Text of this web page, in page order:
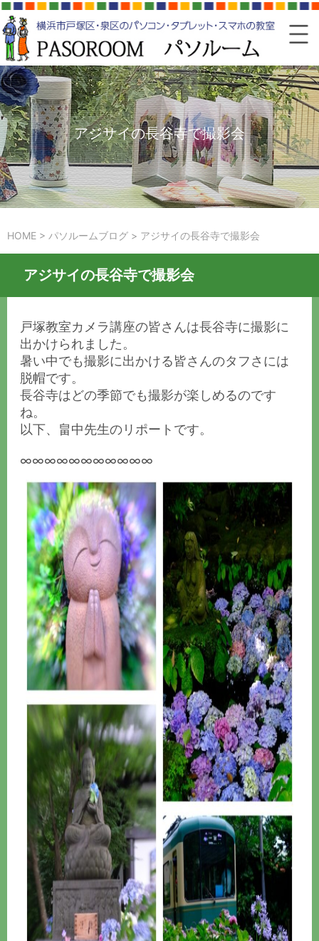
アジサイの長谷寺で撮影会
HOME > パソルームブログ > アジサイの長谷寺で撮影会
アジサイの長谷寺で撮影会
戸塚教室カメラ講座の皆さんは長谷寺に撮影に
出かけられました。
暑い中でも撮影に出かける皆さんのタフさには
脱帽です。
長谷寺はどの季節でも撮影が楽しめるのです
ね。
以下、畠中先生のリポートです。
∞∞∞∞∞∞∞∞∞∞∞